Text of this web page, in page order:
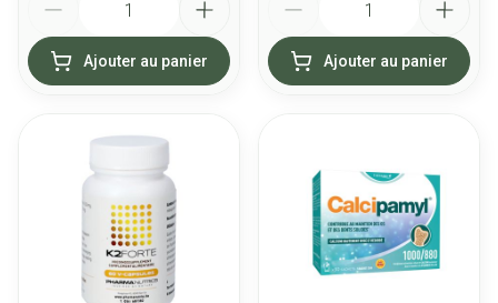
Ajouter au panier Ajouter au panier